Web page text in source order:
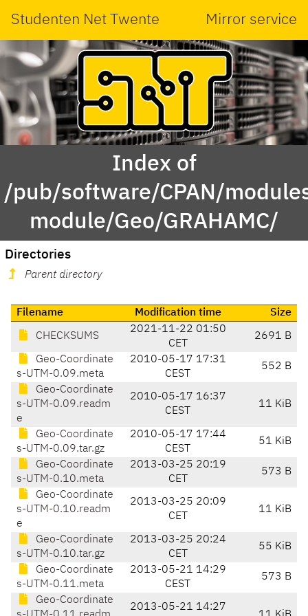
Studenten Net Twente Mirror service
Index of
/pub/software/CPAN/
module/Geo/GRAHAMC/
Directories
Parent directory
Filename Modification time Size
CHECKSUMS
2021-11-22 01:50
CET
2691 B
Geo-Coordinate
s-UTM-0.09.meta
2010-05-17 17:31
CEST
552 B
Geo-Coordinate
s-UTM-0.09.readm
e
2010-05-17 16:37
CEST
11 KiB
Geo-Coordinate
s-UTM-0.09.tar.gz
2010-05-17 17:44
CEST
51 KiB
Geo-Coordinate
s-UTM-0.10.meta
2013-03-25 20:19
CET
573 B
Geo-Coordinate
s-UTM-0.10.readm
e
2013-03-25 20:09
CET
11 KiB
Geo-Coordinate
s-UTM-0.10.tar.gz
2013-03-25 20:24
CET
55 KiB
Geo-Coordinate
s-UTM-0.11.meta
2013-05-21 14:29
CEST
573 B
Geo-Coordinate
2013-05-21 14:27